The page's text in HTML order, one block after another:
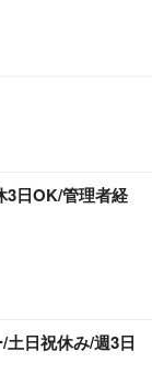
3日OK/管理者経
日祝休み/週3日